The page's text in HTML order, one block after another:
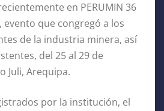
en PERUMIN 36
evento que congregó a los
de la industria minera, así
del 25 al 29 de
Juli, Arequipa.
por la institución, el